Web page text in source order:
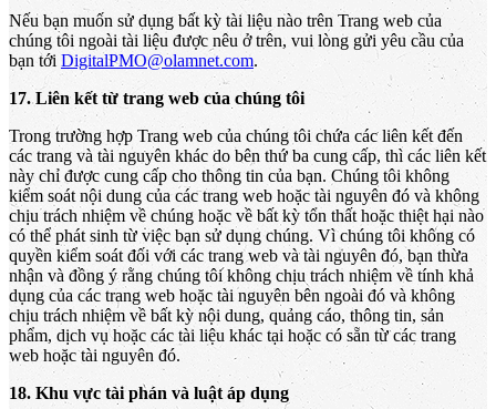
Nếu bạn muốn sử dụng bất kỳ tài liệu nào trên Trang web của
chúng tôi ngoài tài liệu được nêu ở trên, vui lòng gửi yêu cầu của
bạn tới DigitalPMO@olamnet.com.
17. Liên kết từ trang web của chúng tôi
Trong trường hợp Trang web của chúng tôi chứa các liên kết đến
các trang và tài nguyên khác do bên thứ ba cung cấp, thì các liên kết
này chỉ được cung cấp cho thông tin của bạn. Chúng tôi không
kiểm soát nội dung của các trang web hoặc tài nguyên đó và không
chịu trách nhiệm về chúng hoặc về bất kỳ tổn thất hoặc thiệt hại nào
có thể phát sinh từ việc bạn sử dụng chúng. Vì chúng tôi không có
quyền kiểm soát đối với các trang web và tài nguyên đó, bạn thừa
nhận và đồng ý rằng chúng tôi không chịu trách nhiệm về tính khả
dụng của các trang web hoặc tài nguyên bên ngoài đó và không
chịu trách nhiệm về bất kỳ nội dung, quảng cáo, thông tin, sản
phẩm, dịch vụ hoặc các tài liệu khác tại hoặc có sẵn từ các trang
web hoặc tài nguyên đó.
18. Khu vực tài phán và luật áp dụng